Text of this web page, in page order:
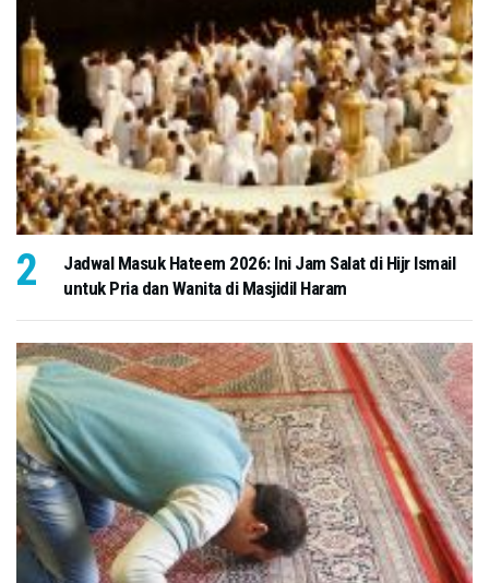
Jadwal Masuk Hateem 2026: Ini Jam Salat di Hijr Ismail
untuk Pria dan Wanita di Masjidil Haram